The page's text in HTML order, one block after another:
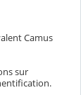
Camus
sur